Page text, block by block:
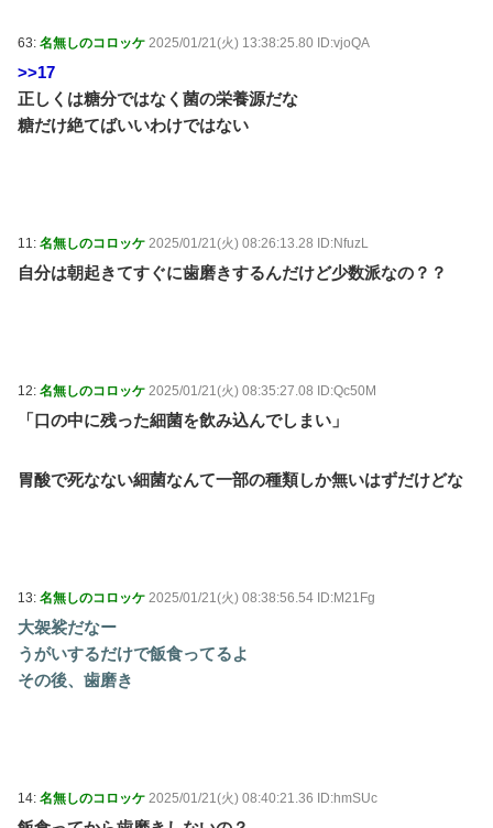
63: 名無しのコロッケ 2025/01/21(火) 13:38:25.80 ID:vjoQA
>>17
正しくは糖分ではなく菌の栄養源だな
糖だけ絶てばいいわけではない
11: 名無しのコロッケ 2025/01/21(火) 08:26:13.28 ID:NfuzL
自分は朝起きてすぐに歯磨きするんだけど少数派なの？？
12: 名無しのコロッケ 2025/01/21(火) 08:35:27.08 ID:Qc50M
「口の中に残った細菌を飲み込んでしまい」
胃酸で死なない細菌なんて一部の種類しか無いはずだけどな
13: 名無しのコロッケ 2025/01/21(火) 08:38:56.54 ID:M21Fg
大袈裟だなー
うがいするだけで飯食ってるよ
その後、歯磨き
14: 名無しのコロッケ 2025/01/21(火) 08:40:21.36 ID:hmSUc